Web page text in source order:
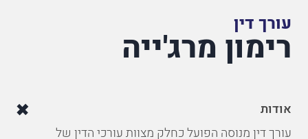
עורך דין
רימון מרג'ייה
אודות
עורךדיןמנוסה הפועלכחלק מצוותעורכיהדין של